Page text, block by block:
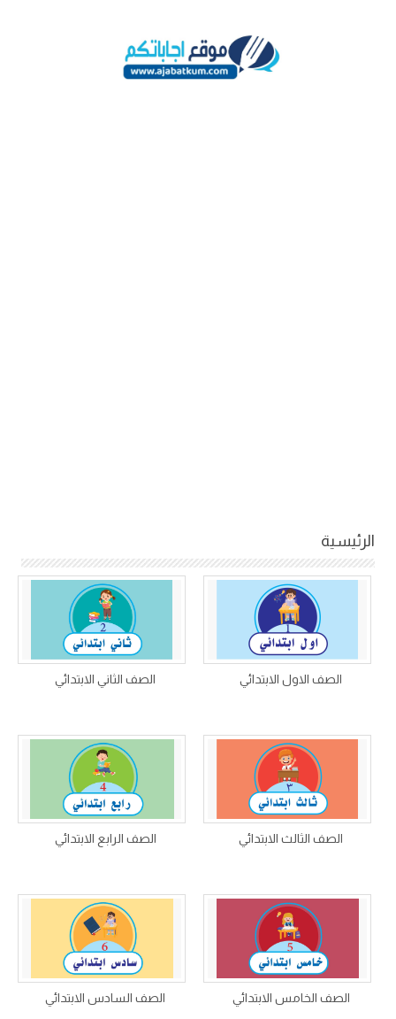
الرئيسية
الصف الاول الابتدائي الصف الثاني الابتدائي
الصف الثالث الابتدائي الصف الرابع الابتدائي
الصف الخامس الابتدائي الصف السادس الابتدائي